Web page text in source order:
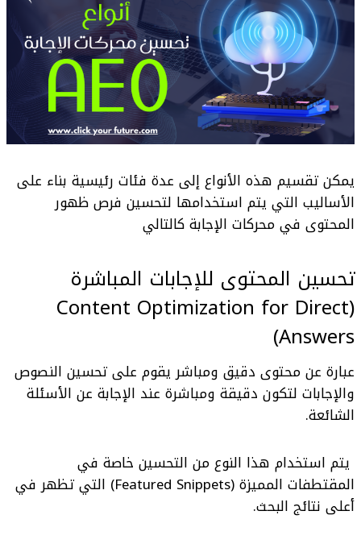
يمكن تقسيم هذه الأنواع إلى عدة فئات رئيسية بناء على
الأساليب التي يتم استخدامها لتحسين فرص ظهور
المحتوى في محركات الإجابة كالتالي
تحسين المحتوى للإجابات المباشرة
(Content Optimization for Direct
Answers)
عبارة عن محتوى دقيق ومباشر يقوم على تحسين النصوص
والإجابات لتكون دقيقة ومباشرة عند الإجابة عن الأسئلة
الشائعة.
يتم استخدام هذا النوع من التحسين خاصة في
المقتطفات المميزة (Featured Snippets)
التي تظهر في
أعلى نتائج البحث.